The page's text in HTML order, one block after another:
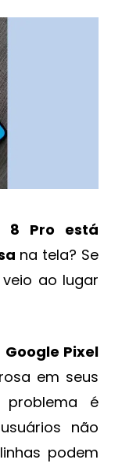
8 Pro está
na tela? Se
ao lugar
Google Pixel
em seus
problema é
não
podem